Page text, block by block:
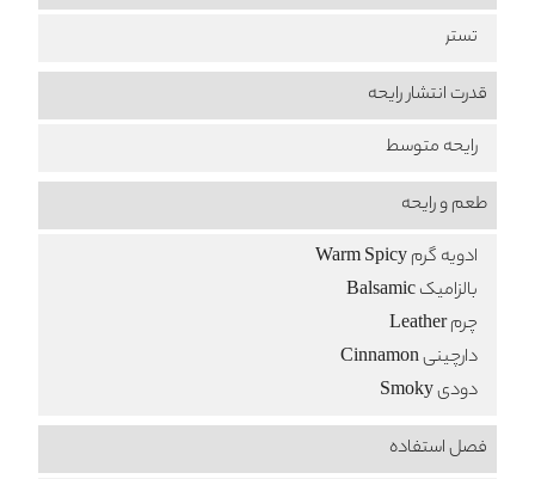
تستر
قدرت انتشار رایحه
رایحه متوسط
طعم‌ و رایحه
ادویه گرم Warm Spicy
بالزامیک Balsamic
چرم Leather
دارچینی Cinnamon
دودی Smoky
فصل استفاده